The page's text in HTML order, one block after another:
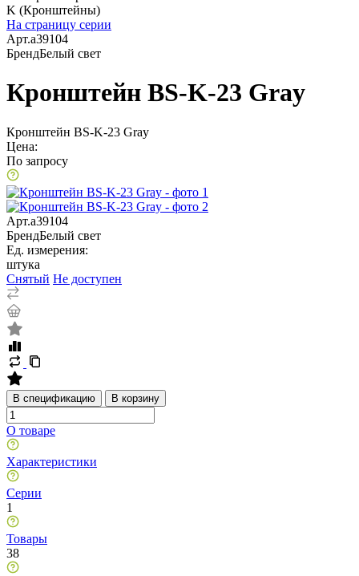
K (Кронштейны)
На страницу серии
Арт.a39104
БрендБелый свет
Кронштейн BS-K-23 Gray
Кронштейн BS-K-23 Gray
Цена:
По запросу
Арт.a39104
БрендБелый свет
Ед. измерения:
штука
Снятый Не доступен
В спецификацию В корзину
О товаре
Характеристики
Серии
1
Товары
38